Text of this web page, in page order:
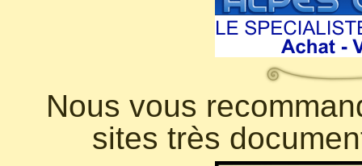
Nous vous
sites très